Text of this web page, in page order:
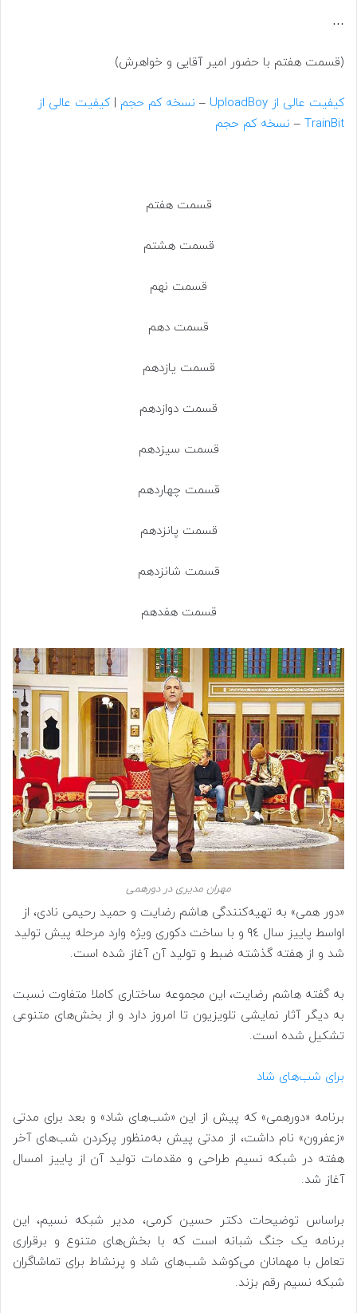
…
(قسمت هفتم با حضور امیر آقایی و خواهرش)
کیفیت عالی از UploadBoy – نسخه کم حجم |کیفیت عالی از
TrainBit
– نسخه کم حجم
قسمت هفتم
قسمت هشتم
قسمت نهم
قسمت دهم
قسمت یازدهم
قسمت دوازدهم
قسمت سیزدهم
قسمت چهاردهم
قسمت پانزدهم
قسمت شانزدهم
قسمت هفدهم
مهران مدیری در دورهمی
«دور همی» به تهیه‌کنندگی هاشم رضایت و حمید رحیمی نادی، از
اواسط پاییز سال ٩٤ و با ساخت دکوری ویژه وارد مرحله پیش تولید
شد و از هفته گذشته ضبط و تولید آن آغاز شده است.
به گفته هاشم رضایت، این مجموعه ساختاری کاملا متفاوت نسبت
به دیگر آثار نمایشی تلویزیون تا امروز دارد و از بخش‌های متنوعی
تشکیل شده است.
برای شب‌های شاد
برنامه «دورهمی» که پیش از این‌ «شب‌های شاد» و بعد برای مدتی
«زعفرون» نام داشت، از مدتی پیش به‌منظور پرکردن شب‌های آخر
هفته در شبکه نسیم طراحی و مقدمات تولید آن از پاییز امسال
آغاز شد.
براساس توضیحات دکتر حسین کرمی، مدیر شبکه نسیم، این
برنامه یک جنگ شبانه است که با بخش‌های متنوع و برقراری
تعامل با مهمانان‌ می‌کوشد شب‌های شاد و پرنشاط برای تماشاگران
شبکه نسیم رقم بزند.